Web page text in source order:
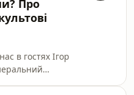
ніж
і
формат
без
— коли
сідають
Про
в гостях Ігор